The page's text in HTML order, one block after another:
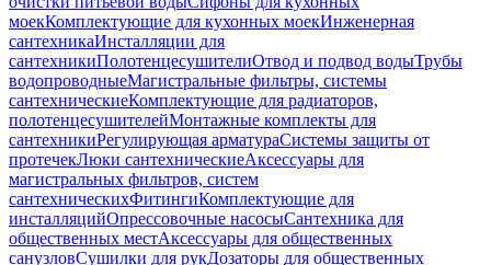
моекКомплектующие для кухонных моекИнженерная
сантехникаИнсталляции для
сантехникиПолотенцесушителиОтвод и подвод водыТрубы
водопроводныеМагистральные фильтры, системы
сантехническиеКомплектующие для радиаторов,
полотенцесушителейМонтажные комплекты для
сантехникиРегулирующая арматураСистемы защиты от
протечекЛюки сантехническиеАксессуары для
магистральных фильтров, систем
сантехническихФитингиКомплектующие для
инсталляцийОпрессовочные насосыСантехника для
общественных местАксессуары для общественных
санузловСушилки для рукДозаторы для общественных